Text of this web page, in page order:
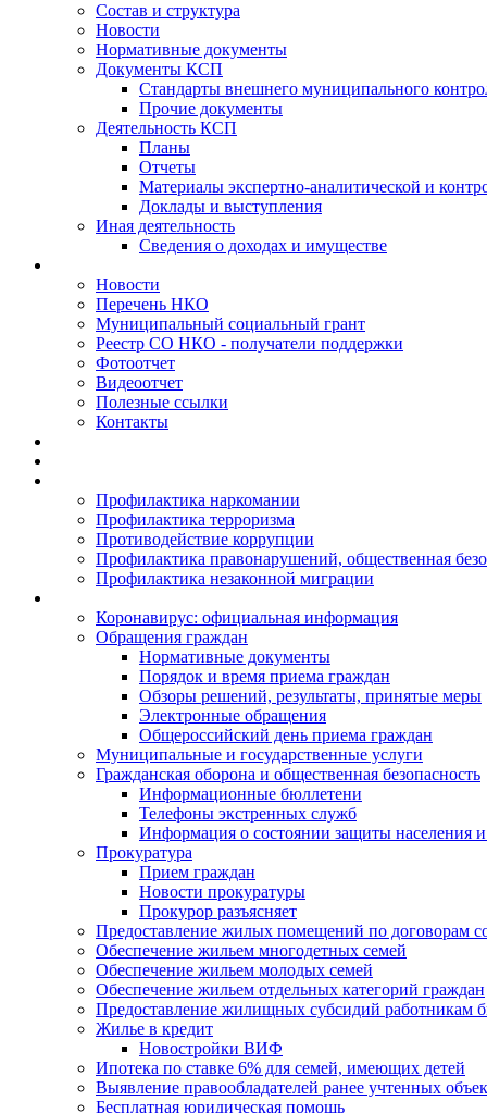
Состав и структура
Новости
Нормативные документы
Документы КСП
Стандарты внешнего муниципального
Прочие документы
Деятельность КСП
Планы
Отчеты
Материалы экспертно-аналитической и
Доклады и выступления
Иная деятельность
Сведения о доходах и имуществе
Новости
Перечень НКО
Муниципальный социальный грант
Реестр СО НКО - получатели поддержки
Фотоотчет
Видеоотчет
Полезные ссылки
Контакты
Профилактика наркомании
Профилактика терроризма
Противодействие коррупции
Профилактика правонарушений, общественная
Профилактика незаконной миграции
Коронавирус: официальная информация
Обращения граждан
Нормативные документы
Порядок и время приема граждан
Обзоры решений, результаты, принятые меры
Электронные обращения
Общероссийский день приема граждан
Муниципальные и государственные услуги
Гражданская оборона и общественная безопасность
Информационные бюллетени
Телефоны экстренных служб
Информация о состоянии защиты населения
Прокуратура
Прием граждан
Новости прокуратуры
Прокурор разъясняет
Предоставление жилых помещений по договорам
Обеспечение жильем многодетных семей
Обеспечение жильем молодых семей
Обеспечение жильем отдельных категорий граждан
Предоставление жилищных субсидий работникам
Жилье в кредит
Новостройки ВИФ
Ипотека по ставке 6% для семей, имеющих детей
Выявление правообладателей ранее учтенных
Бесплатная юридическая помощь